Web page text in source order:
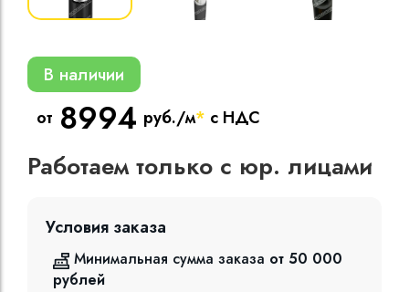
В наличии
от 8994 руб./м* с НДС
Работаем только с юр. лицами
Условия заказа
Минимальная сумма заказа от 50 000
рублей